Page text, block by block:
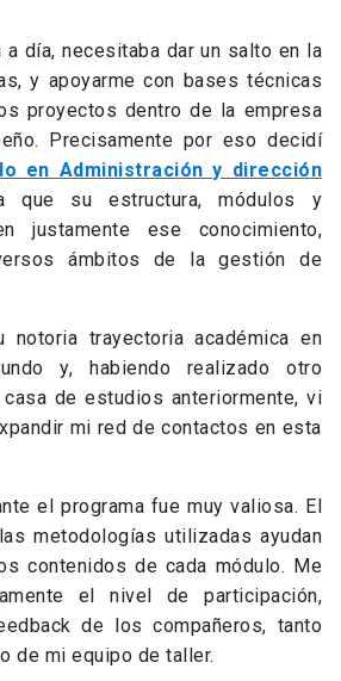
a día, necesitaba dar un salto en la
y apoyarme con bases técnicas
proyectos dentro de la empresa
Precisamente por eso decidí
en Administración y dirección
que su estructura, módulos y
justamente ese conocimiento,
ámbitos de la gestión de
trayectoria académica en
y, habiendo realizado otro
de estudios anteriormente, vi
mi red de contactos en esta
el programa fue muy valiosa. El
metodologías utilizadas ayudan
contenidos de cada módulo. Me
el nivel de participación,
de los compañeros, tanto
de mi equipo de taller.